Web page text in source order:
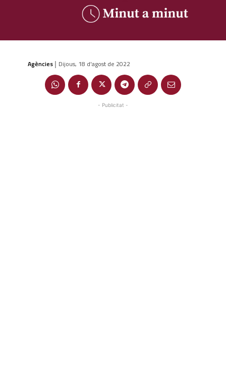
Agències | Dijous, 18 d'agost de 2022
- Publicitat -